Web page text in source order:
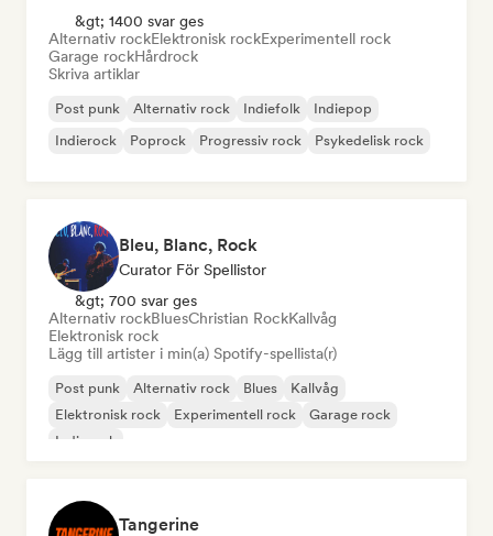
&gt; 1400 svar ges
Alternativ rockElektronisk rockExperimentell rock
Garage rockHårdrock
Skriva artiklar
Post punk Alternativ rock Indiefolk
Indiepop
Indierock
Poprock Progressiv rock Psykedelisk rock
Bleu, Blanc, Rock
Curator För Spellistor
&gt; 700 svar ges
Alternativ rockBluesChristian RockKallvåg
Elektronisk rock
Lägg till artister i min(a) Spotify-spellista(r)
Post punk Alternativ rock Blues
Kallvåg
Elektronisk rock
Experimentell rock
Garage rock
Indierock
Tangerine